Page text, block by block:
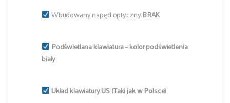
Wbudowany napęd optycznyBRAK
Podświetlana klawiatura – kolor podświetlenia
biały
Układ klawiatury US (Taki jak w Polsce)